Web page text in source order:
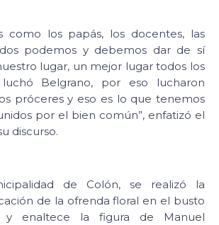
como los papás, los docentes, las
podemos y debemos dar de sí
lugar, un mejor lugar todos los
Belgrano, por eso lucharon
próceres y eso es lo que tenemos
por el bien común”, enfatizó el
discurso.
de Colón, se realizó la
de la ofrenda floral en el busto
y enaltece la figura de Manuel